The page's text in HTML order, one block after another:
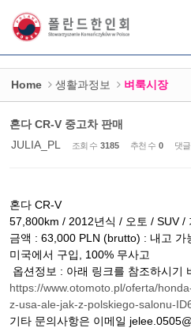
Home 생활과정보 벼룩시장
혼다 CR-V 중고차 판매
JULIA_PL
조회 수 3185 추천 수 0 댓글
혼다 CR-V
57,800km / 2012년식 / 오토 / SUV /
금액 : 63,000 PLN (brutto) : 내고 가
미국에서 구입, 100% 무사고
옵션정보 : 아래 링크를 참조하시기
https://www.otomoto.pl/oferta/
z-usa-ale-jak-z-polskiego-salonu-
기타 문의사항은 이메일